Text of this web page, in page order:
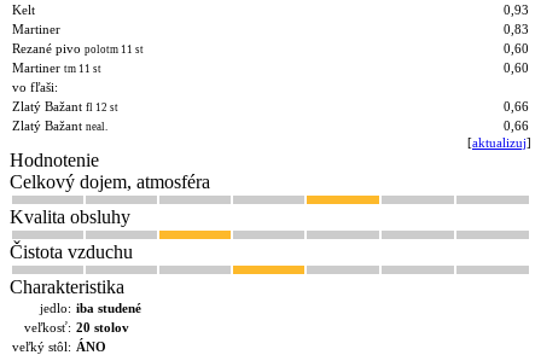
Kelt
0,93
Martiner
0,83
Rezané pivo polotm 11 st
0,60
Martiner tm 11 st
0,60
vo fľaši:
Zlatý Bažant fl 12 st
0,66
Zlatý Bažant neal.
0,66
[aktualizuj]
Hodnotenie
Celkový dojem, atmosféra
Kvalita obsluhy
Čistota vzduchu
Charakteristika
jedlo: iba studené
veľkosť: 20 stolov
veľký stôl: ÁNO